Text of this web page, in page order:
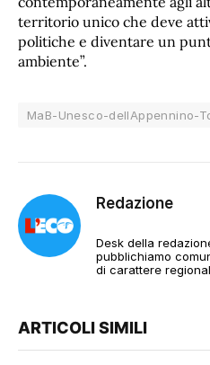
territorio unico che deve
politiche e diventare un
ambiente”.
MaB-Unesco-dellAppennino-
Redazione
Desk della
pubblichiamo
di carattere
ARTICOLI SIMILI